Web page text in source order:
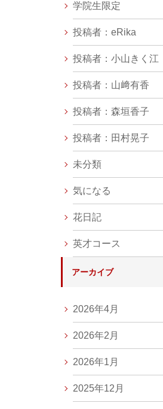
学院生限定
投稿者：eRika
投稿者：小山きく江
投稿者：山﨑有香
投稿者：森垣香子
投稿者：田村晃子
未分類
気になる
花日記
英才コース
アーカイブ
2026年4月
2026年2月
2026年1月
2025年12月